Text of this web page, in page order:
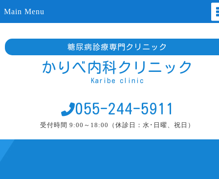
Main Menu
糖尿病診療専門クリニック
かりべ内科クリニック
Karibe clinic
055-244-5911
受付時間 9:00～18:00（休診日：水･日曜、祝日）